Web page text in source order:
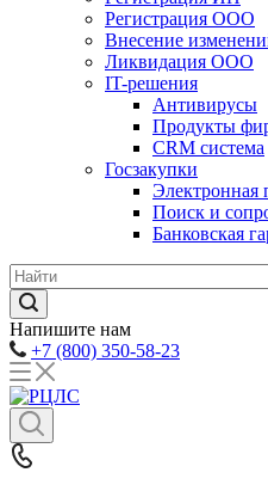
Регистрация ООО
Внесение
Ликвидация ООО
IT-решения
Антивирусы
Продукты
CRM система
Госзакупки
Электронная
Поиск и
Банковская
Напишите нам
+7 (800) 350-58-23